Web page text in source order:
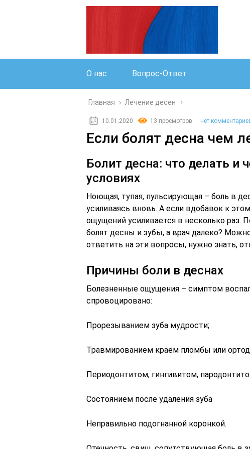
О нас Вопрос-Ответ
Главная › Лечение десен
10.01.2020 13 просмотров нет
Если болят десна чем
Болит десна: что делать и
условиях
Ноющая, тупая, пульсирующая – боль в
усиливаясь вновь. А если вдобавок к
ощущений усиливается в несколько раз.
болят десны и зубы, а врач далеко?
ответить на эти вопросы, нужно знать,
Причины боли в деснах
Болезненные ощущения – симптом
спровоцировано:
Прорезыванием зуба мудрости;
Травмированием краем пломбы или
Периодонтитом, гингивитом,
Состоянием после удаления зуба
Неправильно подогнанной коронкой.